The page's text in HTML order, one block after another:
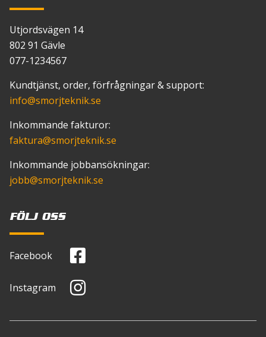
Utjordsvägen 14
802 91 Gävle
077-1234567
Kundtjänst, order, förfrågningar & support:
info@smorjteknik.se
Inkommande fakturor:
faktura@smorjteknik.se
Inkommande jobbansökningar:
jobb@smorjteknik.se
FÖLJ OSS
Facebook
Instagram